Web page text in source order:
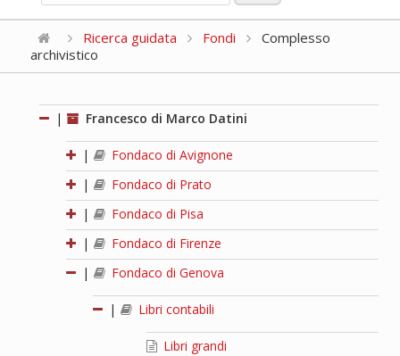
Ricerca guidata Fondi
Complesso
archivistico
| Francesco di Marco Datini
|
Fondaco di Avignone
|
Fondaco di Prato
|
Fondaco di Pisa
|
Fondaco di Firenze
|
Fondaco di Genova
| Libri contabili
Libri grandi